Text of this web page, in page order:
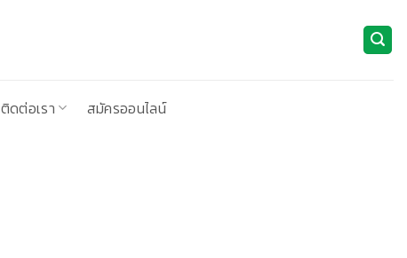
ติดต่อเรา สมัครออนไลน์